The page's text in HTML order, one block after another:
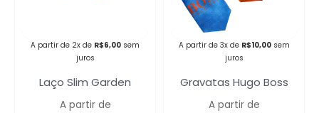
A partir de 2x de R$6,00 sem
juros
Laço Slim Garden
A partir de
A partir de 3x de R$10,00 sem
juros
Gravatas Hugo Boss
A partir de